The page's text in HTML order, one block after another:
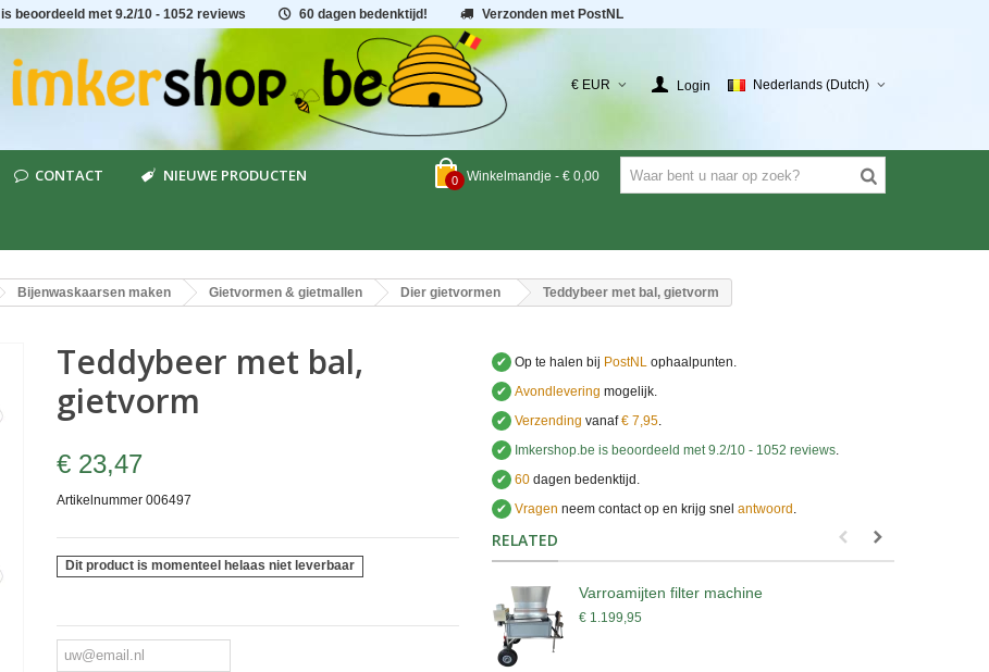
is beoordeeld met 9.2/10 - 1052 reviews 60 dagen bedenktijd! Verzonden met PostNL
€ EUR Login Nederlands (Dutch)
0 Winkelmandje - € 0,00
CONTACT NIEUWE PRODUCTEN
Bijenwaskaarsen maken Gietvormen & gietmallen Dier gietvormen Teddybeer met bal, gietvorm
Teddybeer met bal,
gietvorm
€ 23,47
Artikelnummer 006497
Dit product is momenteel helaas niet leverbaar
✔ Op te halen bij PostNLophaalpunten.
✔ Avondlevering mogelijk.
✔ Verzending vanaf€ 7,95.
✔
Imkershop.be is beoordeeld met9.2/10 -1052 reviews.
✔ 60dagen bedenktijd.
✔ Vragen neem contact op en krijg snel antwoord ..
RELATED
Varroamijten filter machine
€ 1.199,95